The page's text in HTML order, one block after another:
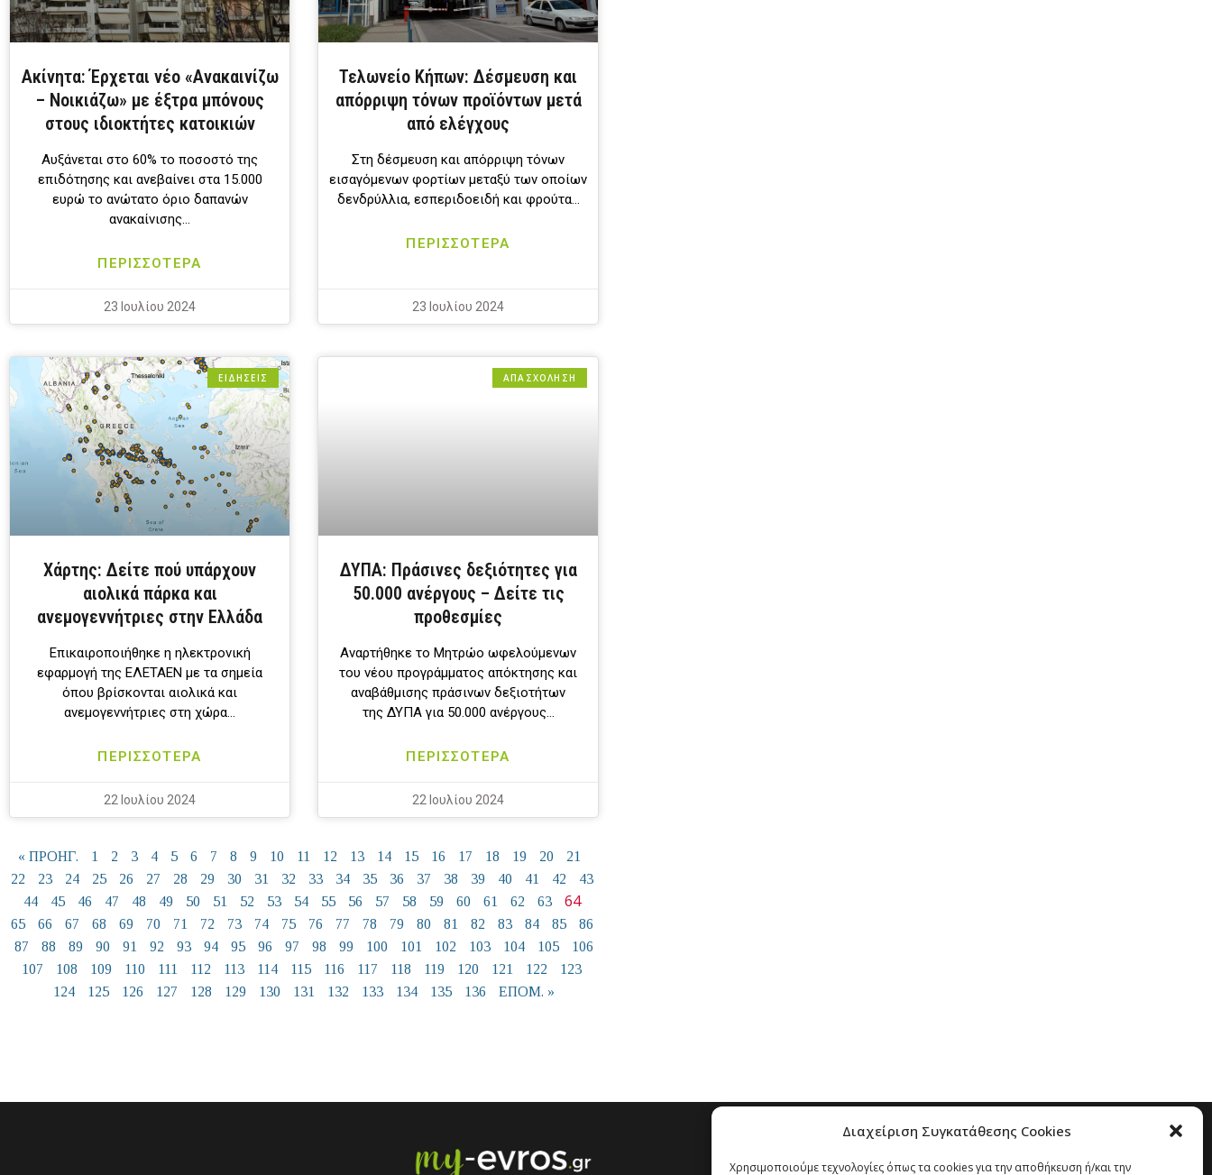
Διαχείριση Συγκατάθεσης Cookies
Χρησιμοποιούμε τεχνολογίες όπως τα cookies για την αποθήκευση ή/και την
Ακίνητα: Έρχεται νέο «Ανακαινίζω
– Νοικιάζω» με έξτρα μπόνους
στους ιδιοκτήτες κατοικιών
Αυξάνεται στο 60% το ποσοστό της
επιδότησης και ανεβαίνει στα 15.000
ευρώ το ανώτατο όριο δαπανών
ανακαίνισης…
ΠΕΡΙΣΣΟΤΕΡΑ
23 Ιουλίου 2024
Τελωνείο Κήπων: Δέσμευση και
απόρριψη τόνων προϊόντων μετά
από ελέγχους
Στη δέσμευση και απόρριψη τόνων
εισαγόμενων φορτίων μεταξύ των οποίων
δενδρύλλια, εσπεριδοειδή και φρούτα…
ΠΕΡΙΣΣΟΤΕΡΑ
23 Ιουλίου 2024
ΕΙΔΗΣΕΙΣ
Χάρτης: Δείτε πού υπάρχουν
αιολικά πάρκα και
ανεμογεννήτριες στην Ελλάδα
Επικαιροποιήθηκε η ηλεκτρονική
εφαρμογή της ΕΛΕΤΑΕΝ με τα σημεία
όπου βρίσκονται αιολικά και
ανεμογεννήτριες στη χώρα…
ΠΕΡΙΣΣΟΤΕΡΑ
22 Ιουλίου 2024
ΑΠΑΣΧΟΛΗΣΗ
ΔΥΠΑ: Πράσινες δεξιότητες για
50.000 ανέργους – Δείτε τις
προθεσμίες
Αναρτήθηκε το Mητρώο ωφελούμενων
του νέου προγράμματος απόκτησης και
αναβάθμισης πράσινων δεξιοτήτων
της ΔΥΠΑ για 50.000 ανέργους…
ΠΕΡΙΣΣΟΤΕΡΑ
22 Ιουλίου 2024
« ΠΡΟΗΓ. 1 2 3 4 5 6 7 8 9 10 11 12 13 14 15 16 17 18 19 20
21
22
23 24 25 26 27 28 29 30 31 32 33 34 35 36 37 38 39 40 41 42
43
44
45 46 47 48 49 50 51 52 53 54 55 56 57 58 59 60 61 62 63 64
65 66 67 68 69 70 71 72 73 74 75 76 77 78 79 80 81 82 83 84 85
86
87
88 89 90 91 92 93 94 95 96 97 98 99 100 101 102 103 104 105
106
107
108 109 110 111 112 113 114 115 116 117 118 119 120 121 122
123
124
125 126 127 128 129 130 131 132 133 134 135 136 ΕΠΟΜ. »